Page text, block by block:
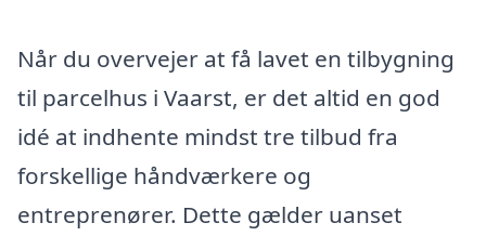
Når du overvejer at få lavet en tilbygning
til parcelhus i Vaarst, er det altid en god
idé at indhente mindst tre tilbud fra
forskellige håndværkere og
entreprenører. Dette gælder uanset